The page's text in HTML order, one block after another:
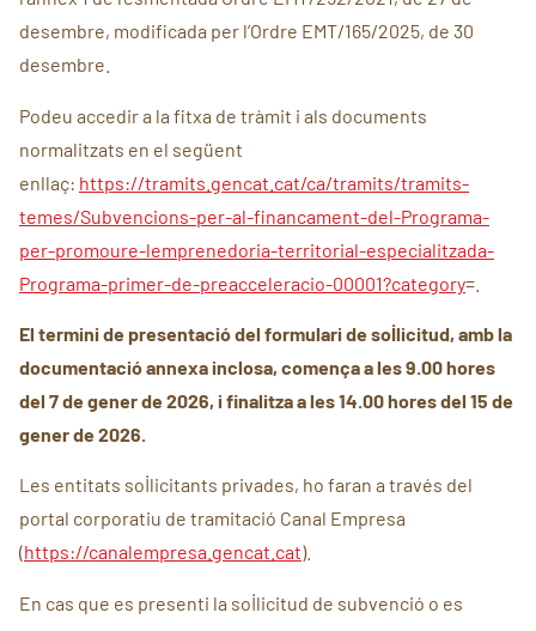
desembre, modificada per l’Ordre EMT/165/2025, de 30
desembre.
Podeu accedir a la fitxa de tràmit i als documents
normalitzats en el següent
enllaç: https://tramits.gencat.cat/ca/tramits/tramits-
temes/Subvencions-per-al-financament-del-Programa-
per-promoure-lemprenedoria-territorial-especialitzada-
Programa-primer-de-preacceleracio-00001?category=.
El termini de presentació del formulari de sol·licitud, amb la
documentació annexa inclosa, comença a les 9.00 hores
del 7 de gener de 2026, i finalitza a les 14.00 hores del 15 de
gener de 2026.
Les entitats sol·licitants privades, ho faran a través del
portal corporatiu de tramitació Canal Empresa
(https://canalempresa.gencat.cat).
En cas que es presenti la sol·licitud de subvenció o es